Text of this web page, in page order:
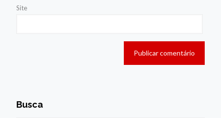
Site
Busca